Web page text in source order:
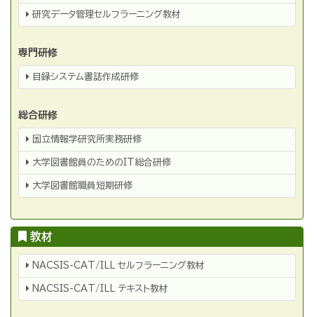
研究データ管理セルフラーニング教材
専門研修
目録システム書誌作成研修
総合研修
国立情報学研究所実務研修
大学図書館員のためのIT総合研修
大学図書館職員短期研修
教材
材
NACSIS-CAT/ILL セルフラーニング教材
NACSIS-CAT/ILL テキスト教材